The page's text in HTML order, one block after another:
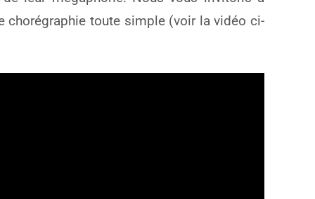
chorégraphie toute simple (voir la vidéo ci-